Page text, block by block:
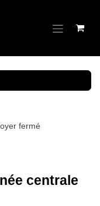
fermé
centrale